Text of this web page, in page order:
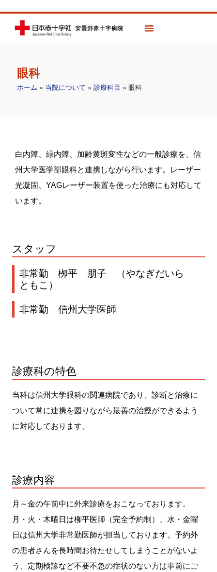
眼科
ホーム » 当院について » 診療科目 » 眼科
白内障、緑内障、加齢黄斑変性などの一般診療を、信
州大学医学部眼科と連携しながら行います。レーザー
光凝固、YAGレーザー装置を使った治療にも対応して
います。
スタッフ
非常勤 栁平 朋子 （やなぎだいら
ともこ）
非常勤 信州大学医師
診療科の特色
当科は信州大学眼科の関連病院であり、診断と治療に
ついて常に連携を図りながら最善の治療ができるよう
に対応しております。
診療内容
月～金の午前中に外来診療をおこなっております。
月・火・木曜日は柳平医師（完全予約制）、水・金曜
日は信州大学非常勤医師が担当しております。予約外
の患者さんを長時間お待たせしてしまうことがないよ
う、定期検診など不要不急の症状のない方は事前にご